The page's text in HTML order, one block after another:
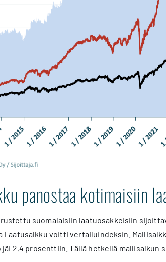
panostaa kotimaisiin
suomalaisiin laatuosakkeisiin
Laatusalkku voitti vertailuindeksin.
2,4 prosenttiin. Tällä hetkellä mallisalkun